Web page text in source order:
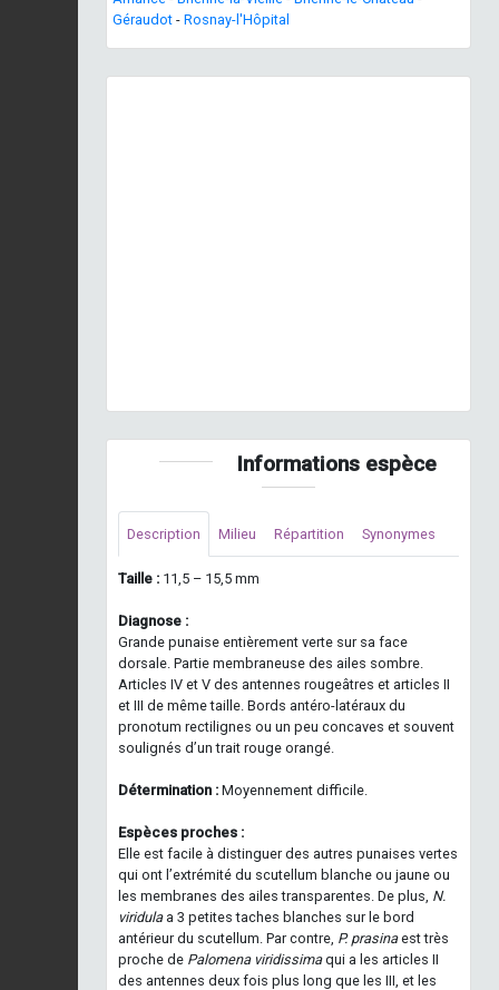
Géraudot - Rosnay-l'Hôpital
Informations espèce
Description Milieu Répartition Synonymes
Taille : 11,5 – 15,5 mm
Diagnose :
Grande punaise entièrement verte sur sa face
dorsale. Partie membraneuse des ailes sombre.
Articles IV et V des antennes rougeâtres et articles II
et III de même taille. Bords antéro-latéraux du
pronotum rectilignes ou un peu concaves et souvent
soulignés d’un trait rouge orangé.
Détermination : Moyennement difficile.
Espèces proches :
Elle est facile à distinguer des autres punaises vertes
qui ont l’extrémité du scutellum blanche ou jaune ou
les membranes des ailes transparentes. De plus, N.
viridulaa 3 petites taches blanches sur le bord
antérieur du scutellum. Par contre, P. prasinaest très
proche de Palomena viridissimaqui a les articles II
des antennes deux fois plus long que les III, et les